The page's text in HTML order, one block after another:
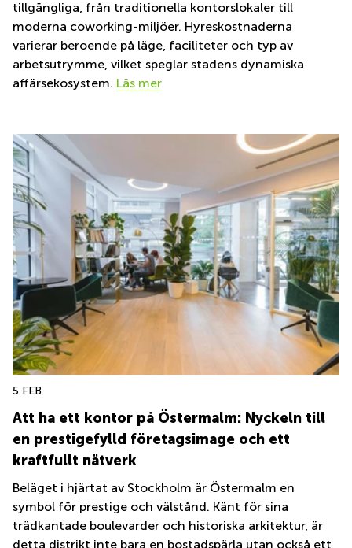
tillgängliga, från traditionella kontorslokaler till
moderna coworking-miljöer. Hyreskostnaderna
varierar beroende på läge, faciliteter och typ av
arbetsutrymme, vilket speglar stadens dynamiska
affärsekosystem. Läs mer
5 FEB
Att ha ett kontor på Östermalm: Nyckeln till
en prestigefylld företagsimage och ett
kraftfullt nätverk
Beläget i hjärtat av Stockholm är Östermalm en
symbol för prestige och välstånd. Känt för sina
trädkantade boulevarder och historiska arkitektur, är
detta distrikt inte bara en bostadspärla utan också ett